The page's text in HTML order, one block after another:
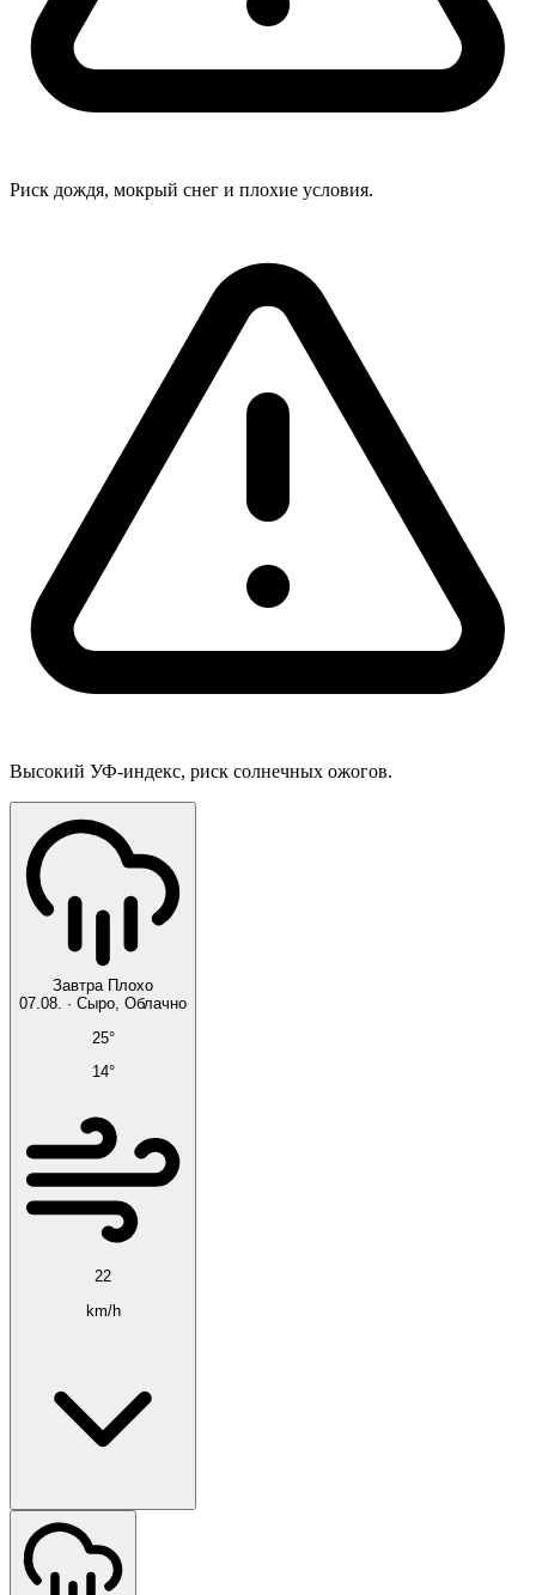
Риск дождя, мокрый снег и плохие условия.
Высокий УФ-индекс, риск солнечных ожогов.
Завтра Плохо
07.08. ·
Сыро, Облачно
25°
14°
22
km/h